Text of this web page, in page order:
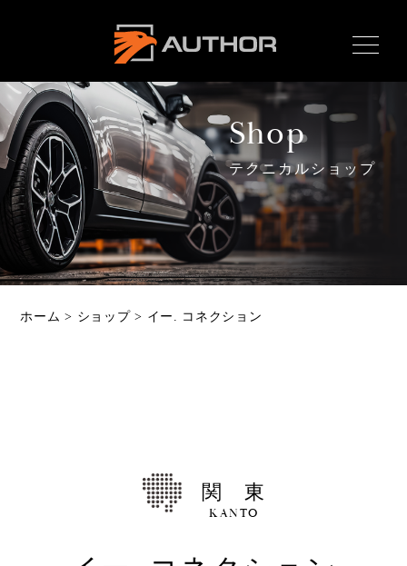
サーアラーム home
Home
ホーム
News
最新情報
About
Compatibility
対応メーカー
Shop
テクニカルショップ
ホーム > ショップ> イー. コネクション
関 東
KANTO